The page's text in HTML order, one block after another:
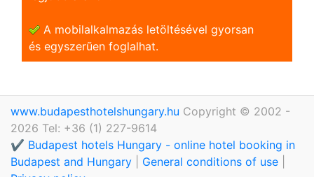
A mobilalkalmazás letöltésével gyorsan
és egyszerũen foglalhat.
www.budapesthotelshungary.hu Copyright © 2002 -
2026 Tel: +36 (1) 227-9614
✔️ Budapest hotels Hungary - online hotel booking in
Budapest and Hungary
General conditions of use